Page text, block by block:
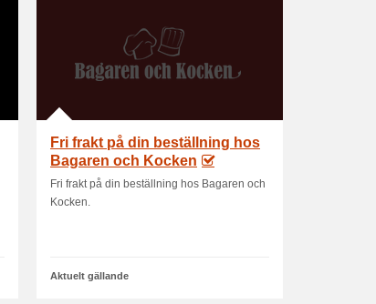
Fri frakt på din beställning hos
Bagaren och Kocken
Fri frakt på din beställning hos Bagaren och
Kocken.
Aktuelt gällande